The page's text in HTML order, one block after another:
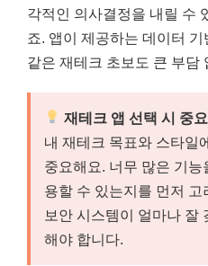
각적인 의사결정을 내릴 수
죠. 앱이 제공하는 데이터
같은 재테크 초보도 큰 부담
재테크 앱 선택 시 중
내 재테크 목표와 스타일
중요해요. 너무 많은 기
용할 수 있는지를 먼저
보안 시스템이 얼마나 잘
해야 합니다.